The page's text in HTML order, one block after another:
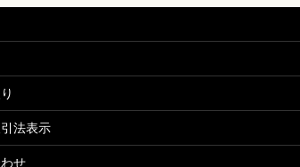
スカード】エクストラブースター ONE PIECE
スカード】ブースターパック 受け継がれる意志【
ースカード】プレミアムブースター ONE PIECE
スカード】ブースターパック 師弟の絆【OP-12】
スカード】ブースターパック 神速の拳【OP-11】
法表示
せ